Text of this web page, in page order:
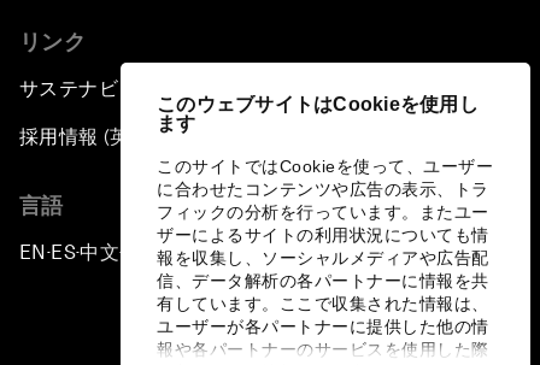
このウェブサイトはCookieを使用し
ます
このサイトではCookieを使って、ユーザー
に合わせたコンテンツや広告の表示、トラ
フィックの分析を行っています。またユー
ザーによるサイトの利用状況についても情
報を収集し、ソーシャルメディアや広告配
信、データ解析の各パートナーに情報を共
有しています。ここで収集された情報は、
ユーザーが各パートナーに提供した他の情
報や各パートナーのサービスを使用した際
リンク
サステナビリティへの取り組み
採用情報 (英語のみ)
言語
EN ▪ES▪中文▪ 日本語